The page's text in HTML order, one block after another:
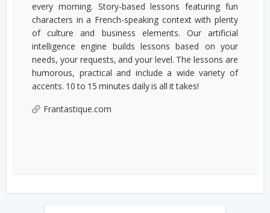
every morning. Story-based lessons featuring fun
characters in a French-speaking context with plenty
of culture and business elements. Our artificial
intelligence engine builds lessons based on your
needs, your requests, and your level. The lessons are
humorous, practical and include a wide variety of
accents. 10 to 15 minutes daily is all it takes!
Frantastique.com